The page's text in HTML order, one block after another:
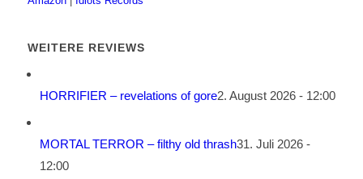
WEITERE REVIEWS
HORRIFIER – revelations of gore2. August 2026 - 12:00
MORTAL TERROR – filthy old thrash31. Juli 2026 -
12:00